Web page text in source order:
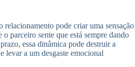
relacionamento pode criar uma sensação
parceiro sente que está sempre dando
essa dinâmica pode destruir a
levar a um desgaste emocional